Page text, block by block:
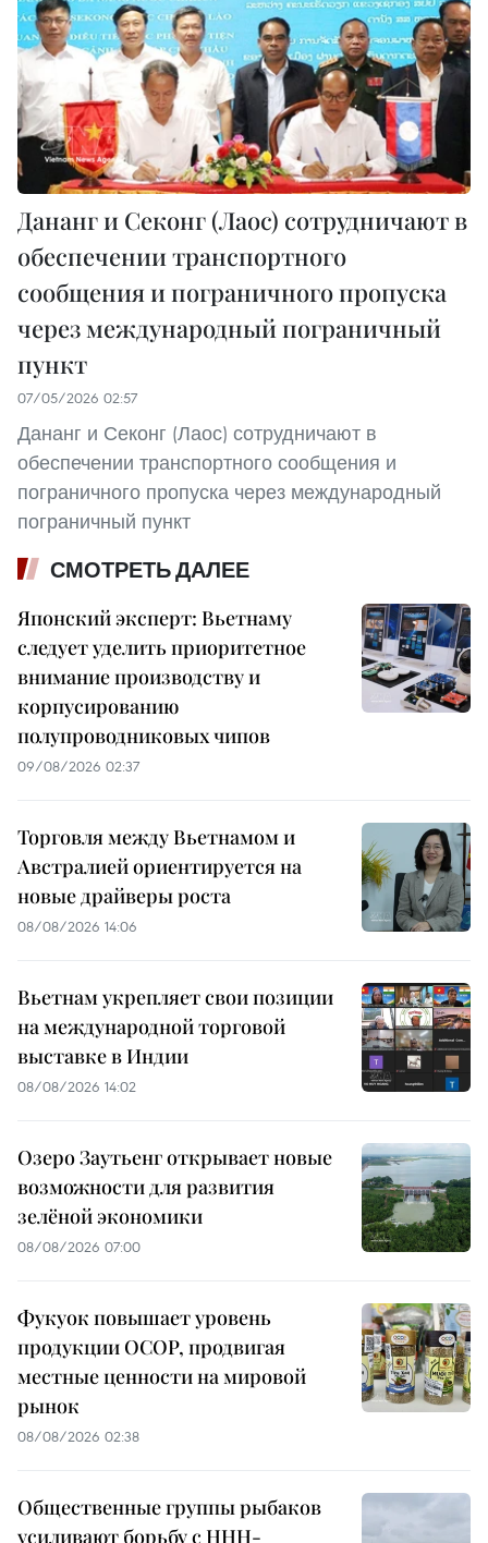
Дананг и Секонг (Лаос) сотрудничают в
обеспечении транспортного
сообщения и пограничного пропуска
через международный пограничный
пункт
07/05/2026 02:57
Дананг и Секонг (Лаос) сотрудничают в
обеспечении транспортного сообщения и
пограничного пропуска через международный
пограничный пункт
СМОТРЕТЬ ДАЛЕЕ
Японский эксперт: Вьетнаму
следует уделить приоритетное
внимание производству и
корпусированию
полупроводниковых чипов
09/08/2026 02:37
Торговля между Вьетнамом и
Австралией ориентируется на
новые драйверы роста
08/08/2026 14:06
Вьетнам укрепляет свои позиции
на международной торговой
выставке в Индии
08/08/2026 14:02
Озеро Заутьенг открывает новые
возможности для развития
зелёной экономики
08/08/2026 07:00
Фукуок повышает уровень
продукции OCOP, продвигая
местные ценности на мировой
рынок
08/08/2026 02:38
Общественные группы рыбаков
усиливают борьбу с ННН-